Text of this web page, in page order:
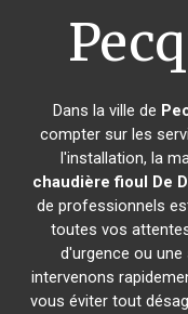
Dans la ville de
compter sur les
l'installation, la
chaudière fioul De
de professionnels
toutes vos
d'urgence ou
intervenons
vous éviter tout